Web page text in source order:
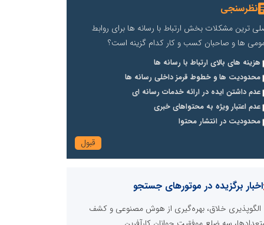
نظرسنجی
ترین مشکلات بخش ارتباط با رسانه ها برای روابط
ها و صاحبان کسب و کار کدام گزینه است؟
هزینه های بالای ارتباط با رسانه ها
محدودیت ها و خطوط قرمز داخلی رسانه ها
عدم داشتن ایده در ارائه خدمات رسانه ای
عدم اعتبار ویژه به محتواهای خبری
محدودیت در انتشار محتوا
اخبار برگزیده در موتورهای جستجو
الگوپذیری خلاق، بهره‌گیری از هوش مصنوعی و کشف